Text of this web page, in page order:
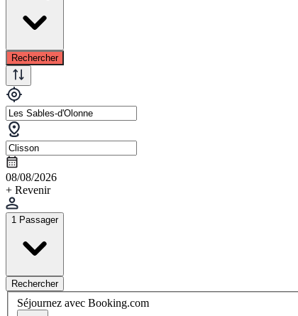
Rechercher
08/08/2026
+ Revenir
1 Passager
Rechercher
Séjournez avec Booking.com